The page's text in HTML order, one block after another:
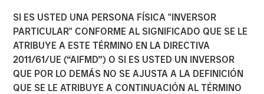
SI ES USTED UNA PERSONA FÍSICA "INVERSOR
PARTICULAR" CONFORME AL SIGNIFICADO QUE SE LE
ATRIBUYE A ESTE TÉRMINO EN LA DIRECTIVA
2011/61/UE (“AIFMD”) O SI ES USTED UN INVERSOR
QUE POR LO DEMÁS NO SE AJUSTA A LA DEFINICIÓN
QUE SE LE ATRIBUYE A CONTINUACIÓN AL TÉRMINO
What If the Dog Doesn’t
Bark? No Stagflation.
18 AGOSTO 2025